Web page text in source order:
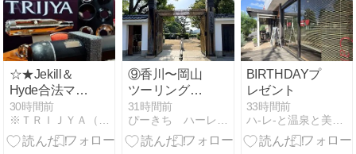
☆★Jekill＆
Hyde合法マフ
ラーの進化が
止まらな
い・・・・
30時間前
※ＴＲＩＪＹＡ（トライジャ）創作日記※
⑨香川〜岡山
ツーリングそ
の９ 『後楽
園』
31時間前
ぴーきち ハーレーブログ
BIRTHDAYプ
レゼント
33時間前
ハ‐レ‐と温泉と美味しいもの